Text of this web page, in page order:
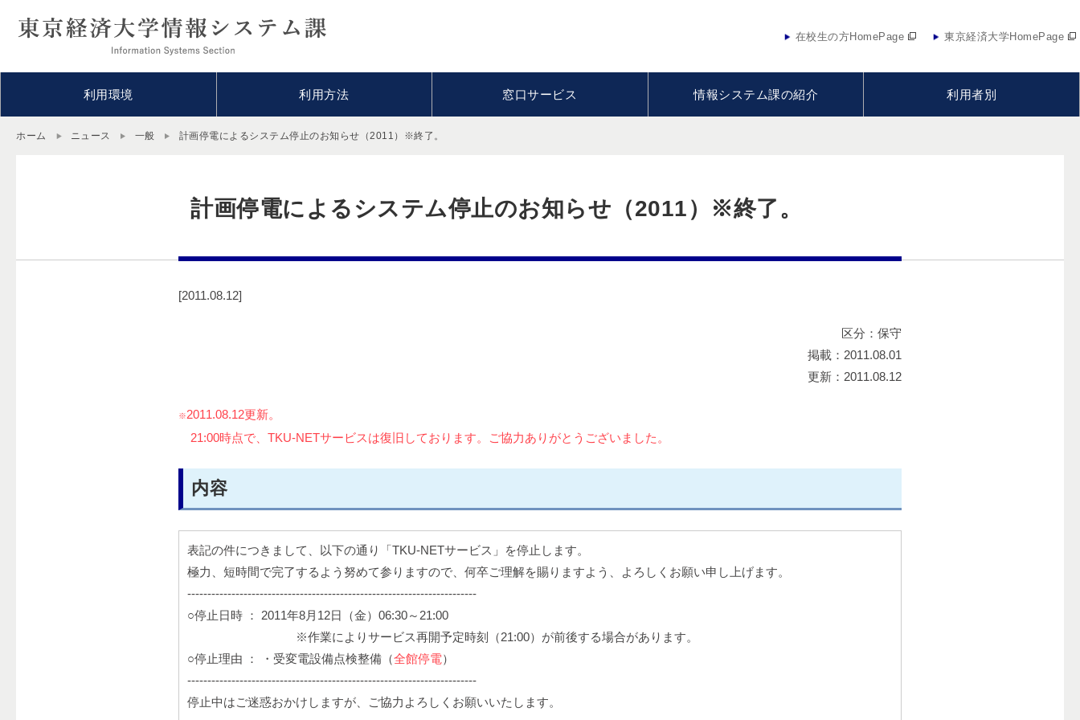
在校生の方HomePage 東京経済大学HomePage
利用環境 利用方法 窓口サービス 情報システム課の紹介 利用者別
ホーム ニュース 一般 計画停電によるシステム停止のお知らせ（2011）※終了。
計画停電によるシステム停止のお知らせ（2011）※終了。
[2011.08.12]
区分：保守
掲載：2011.08.01
更新：2011.08.12
※2011.08.12更新。
21:00時点で、TKU-NETサービスは復旧しております。ご協力ありがとうございました。
内容
表記の件につきまして、以下の通り「TKU-NETサービス」を停止します。
極力、短時間で完了するよう努めて参りますので、何卒ご理解を賜りますよう、よろしくお願い申し上げます。
------------------------------------------------------------------------
○停止日時 ： 2011年8月12日（金）06:30～21:00
※作業によりサービス再開予定時刻（21:00）が前後する場合があります。
○停止理由 ： ・受変電設備点検整備（全館停電）
------------------------------------------------------------------------
停止中はご迷惑おかけしますが、ご協力よろしくお願いいたします。